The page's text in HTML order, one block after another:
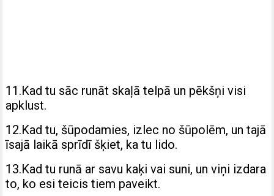
11.Kad tu sāc runāt skaļā telpā un pēkšņi visi
apklust.
12.Kad tu, šūpodamies, izlec no šūpolēm, un tajā
īsajā laikā sprīdī šķiet, ka tu lido.
13.Kad tu runā ar savu kaķi vai suni, un viņi izdara
to, ko esi teicis tiem paveikt.